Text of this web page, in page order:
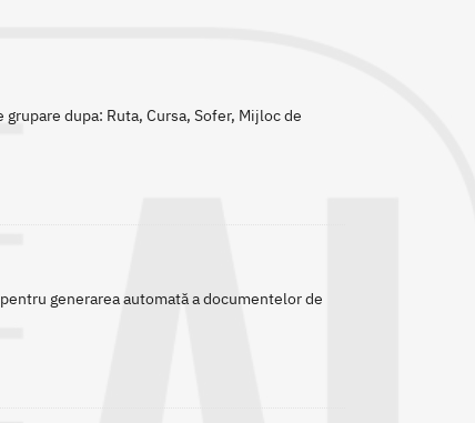
dupa: Ruta, Cursa, Sofer, Mijloc de
generarea automată a documentelor de